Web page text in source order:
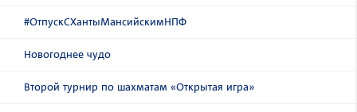
#ОтпускСХантыМансийскимНПФ
Новогоднее чудо
Второй турнир по шахматам «Открытая игра»